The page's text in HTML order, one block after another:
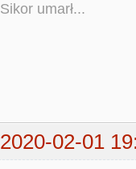
Sikor umarł...
2020-02-01